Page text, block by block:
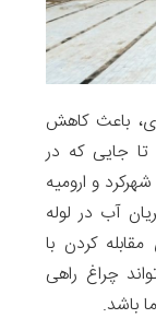
باعث کاهش
جایی که در
و ارومیه
آب در لوله
کردن با
چراغ راهی
باشد.